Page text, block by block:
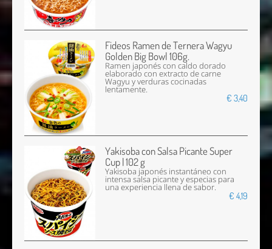
Fideos Ramen de Ternera Wagyu
Golden Big Bowl 106g.
Ramen japonés con caldo dorado
elaborado con extracto de carne
Wagyu y verduras cocinadas
lentamente.
€ 3,40
Yakisoba con Salsa Picante Super
Cup | 102 g
Yakisoba japonés instantáneo con
intensa salsa picante y especias para
una experiencia llena de sabor.
€ 4,19